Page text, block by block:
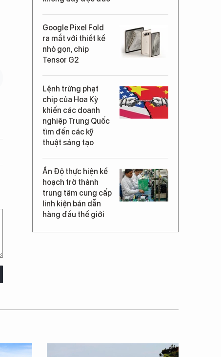
Google Pixel Fold
ra mắt với thiết kế
nhỏ gọn, chip
Tensor G2
Lệnh trừng phạt
chip của Hoa Kỳ
khiến các doanh
nghiệp Trung Quốc
tìm đến các kỹ
thuật sáng tạo
Ấn Độ thực hiện kế
hoạch trở thành
trung tâm cung cấp
linh kiện bán dẫn
hàng đầu thế giới